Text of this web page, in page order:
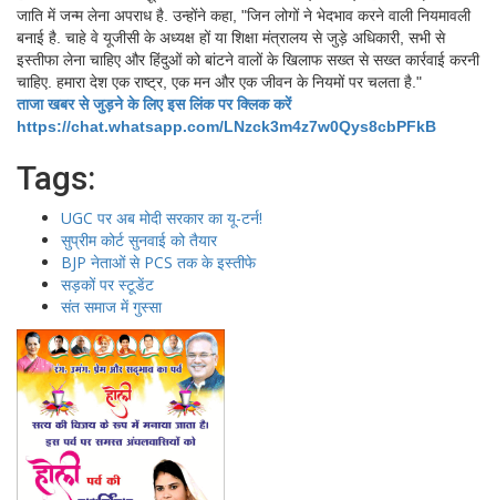
जाति में जन्म लेना अपराध है. उन्होंने कहा, "जिन लोगों ने भेदभाव करने वाली नियमावली
बनाई है. चाहे वे यूजीसी के अध्यक्ष हों या शिक्षा मंत्रालय से जुड़े अधिकारी, सभी से
इस्तीफा लेना चाहिए और हिंदुओं को बांटने वालों के खिलाफ सख्त से सख्त कार्रवाई करनी
चाहिए. हमारा देश एक राष्ट्र, एक मन और एक जीवन के नियमों पर चलता है."
ताजा खबर से जुड़ने के लिए इस लिंक पर क्लिक करें
https://chat.whatsapp.com/LNzck3m4z7w0Qys8cbPFkB
Tags:
UGC पर अब मोदी सरकार का यू-टर्न!
सुप्रीम कोर्ट सुनवाई को तैयार
BJP नेताओं से PCS तक के इस्तीफे
सड़कों पर स्टूडेंट
संत समाज में गुस्सा